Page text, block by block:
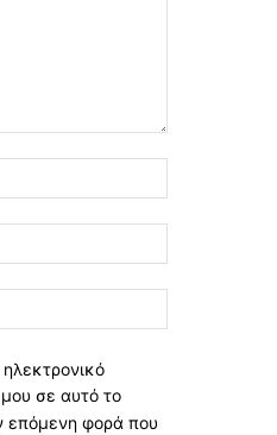
μου σε αυτό το
επόμενη φορά που